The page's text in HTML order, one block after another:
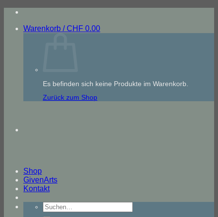
Zum
springenWarenkorb / CHF 0.00
Es befinden sich keine Produkte im Warenkorb.
Zurück zum Shop
Shop
GivenArts
Kontakt
Suche
nach: